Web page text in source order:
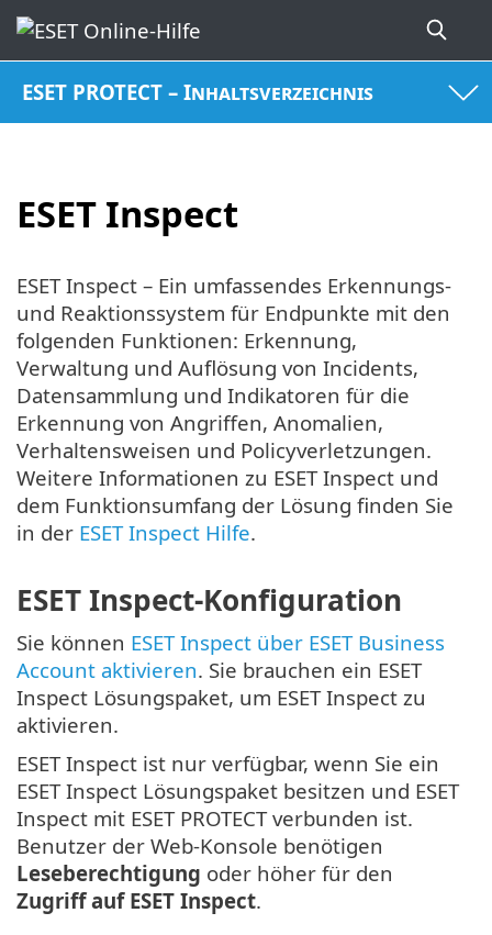
ESET PROTECT – Inhaltsverzeichnis
ESET Inspect
ESET Inspect – Ein umfassendes Erkennungs-
und Reaktionssystem für Endpunkte mit den
folgenden Funktionen: Erkennung,
Verwaltung und Auflösung von Incidents,
Datensammlung und Indikatoren für die
Erkennung von Angriffen, Anomalien,
Verhaltensweisen und Policyverletzungen.
Weitere Informationen zu ESET Inspect und
dem Funktionsumfang der Lösung finden Sie
in der ESET Inspect Hilfe.
ESET Inspect-Konfiguration
Sie können ESET Inspect über ESET Business
Account aktivieren. Sie brauchen ein ESET
Inspect Lösungspaket, um ESET Inspect zu
aktivieren.
ESET Inspect ist nur verfügbar, wenn Sie ein
ESET Inspect Lösungspaket besitzen und ESET
Inspect mit ESET PROTECT verbunden ist.
Benutzer der Web-Konsole benötigen
Leseberechtigung oder höher für den
Zugriff auf ESET Inspect.